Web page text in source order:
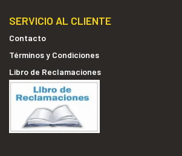
SERVICIO AL CLIENTE
Contacto
Términos y Condiciones
Libro de Reclamaciones